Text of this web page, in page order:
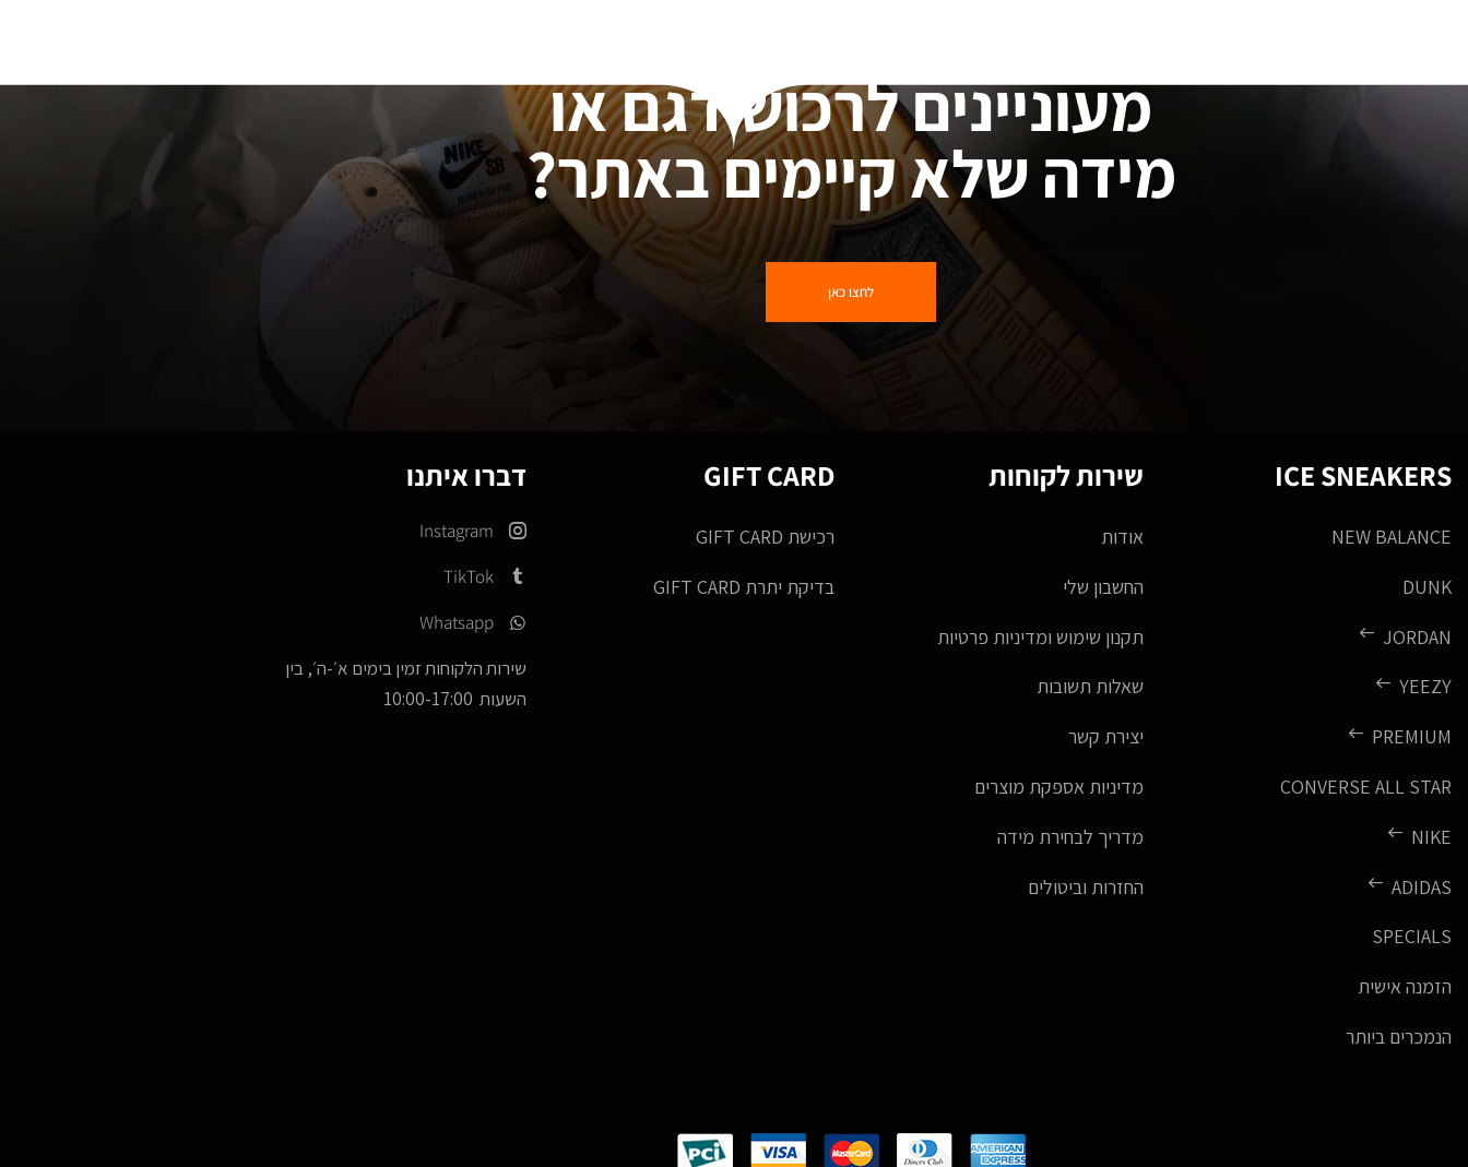
מעוניינים לרכוש דגם או
מידה שלא קיימים באתר?
לחצו כאן
ICE SNEAKERS
NEW BALANCE
DUNK
JORDAN
YEEZY
PREMIUM
CONVERSE ALL STAR
NIKE
ADIDAS
SPECIALS
הזמנה אישית
הנמכרים ביותר
שירות לקוחות
אודות
החשבון שלי
תקנון שימוש ומדיניות פרטיות
שאלות תשובות
יצירת קשר
מדיניות אספקת מוצרים
מדריך לבחירת מידה
החזרות וביטולים
GIFT CARD
רכישת GIFT CARD
בדיקת יתרת GIFT CARD
דברו איתנו
Instagram
TikTok
Whatsapp
שירות הלקוחות זמין בימים א׳-ה׳, בין
השעות 10:00-17:00